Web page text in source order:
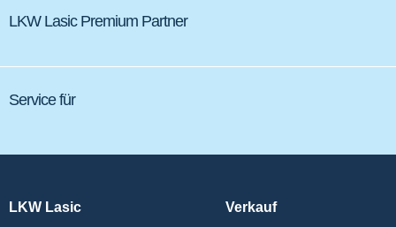
LKW Lasic Premium Partner
Service für
LKW Lasic Verkauf